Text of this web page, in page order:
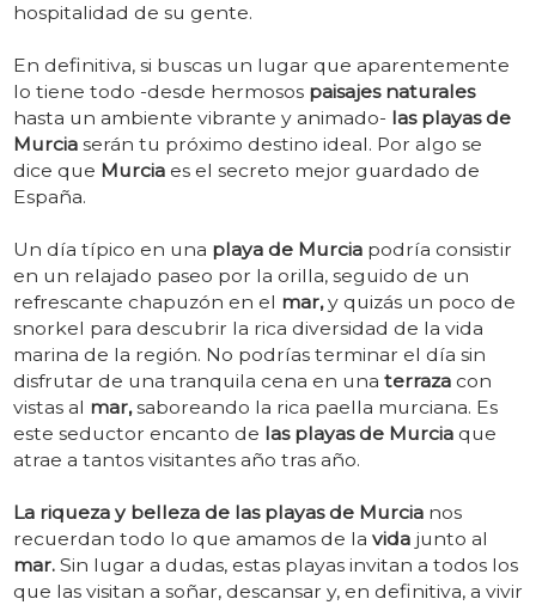
hospitalidad de su gente.
En definitiva, si buscas un lugar que aparentemente
lo tiene todo -desde hermosos paisajes naturales
hasta un ambiente vibrante y animado- las playas de
Murciaserán tu próximo destino ideal. Por algo se
dice que Murciaes el secreto mejor guardado de
España.
Un día típico en una playa de Murciapodría consistir
en un relajado paseo por la orilla, seguido de un
refrescante chapuzón en el mar,y quizás un poco de
snorkel para descubrir la rica diversidad de la vida
marina de la región. No podrías terminar el día sin
disfrutar de una tranquila cena en una terrazacon
vistas al mar,saboreando la rica paella murciana. Es
este seductor encanto de las playas de Murciaque
atrae a tantos visitantes año tras año.
La riqueza y belleza de las playas de Murcianos
recuerdan todo lo que amamos de la vidajunto al
mar.Sin lugar a dudas, estas playas invitan a todos los
que las visitan a soñar, descansar y, en definitiva, a vivir